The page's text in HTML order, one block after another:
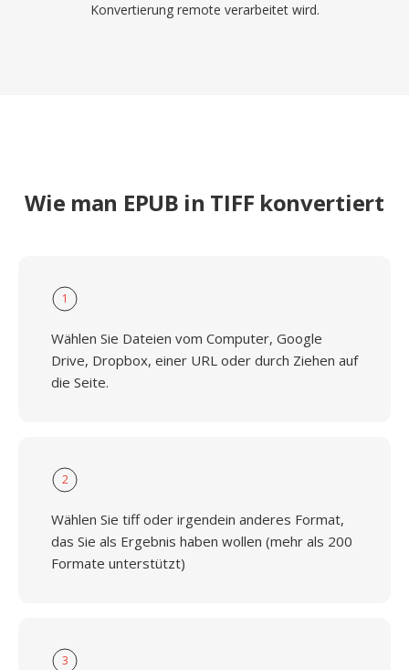
Konvertierung remote verarbeitet wird.
Wie man EPUB in TIFF konvertiert
1
Wählen Sie Dateien vom Computer, Google
Drive, Dropbox, einer URL oder durch Ziehen auf
die Seite.
2
Wählen Sie tiff oder irgendein anderes Format,
das Sie als Ergebnis haben wollen (mehr als 200
Formate unterstützt)
3